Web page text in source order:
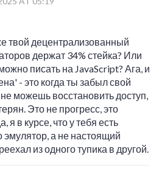
твой децентрализованный
держат 34% стейка? Или
писать на JavaScript? Ага, и
- это когда ты забыл свой
можешь восстановить доступ,
Это не прогресс, это
в курсе, что у тебя есть
эмулятор, а не настоящий
из одного тупика в другой.